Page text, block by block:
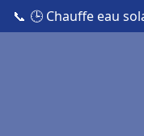
📞 🕒 Chauffe eau